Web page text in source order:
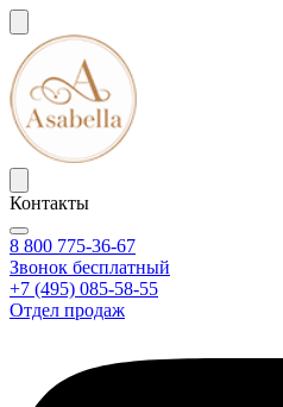
Контакты
8 800 775-36-67
Звонок бесплатный
+7 (495) 085-58-55
Отдел продаж